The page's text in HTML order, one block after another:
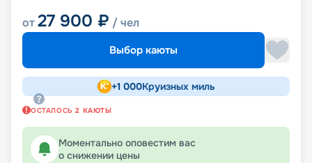
от27 900 ₽ / чел
Выбор каюты
+1 000Круизных миль
ОСТАЛОСЬ 2 КАЮТЫ
Моментально оповестим вас
о снижении цены